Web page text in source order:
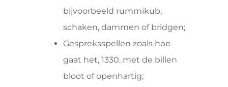
bijvoorbeeld rummikub,
schaken, dammen of bridgen;
Gespreksspellen zoals hoe
gaat het, 1330, met de billen
bloot of openhartig;